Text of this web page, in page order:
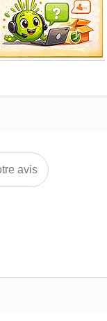
avis